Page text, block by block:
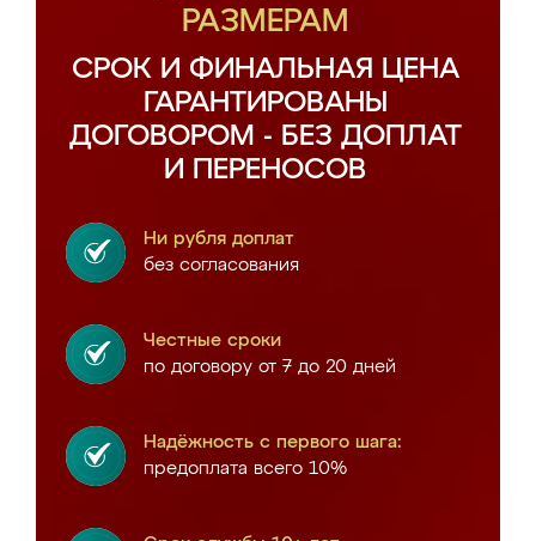
РАЗМЕРАМ
СРОК И ФИНАЛЬНАЯ ЦЕНА
ГАРАНТИРОВАНЫ
ДОГОВОРОМ - БЕЗ ДОПЛАТ
И ПЕРЕНОСОВ
Ни рубля доплат
без согласования
Честные сроки
по договору от 7 до 20 дней
Надёжность с первого шага:
предоплата всего 10%